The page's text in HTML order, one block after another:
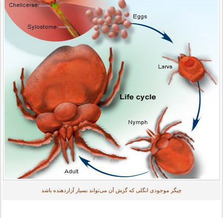
چیگر موجودی انگلی که گزش آن می‌تواند بسیار آزاردهنده باشد